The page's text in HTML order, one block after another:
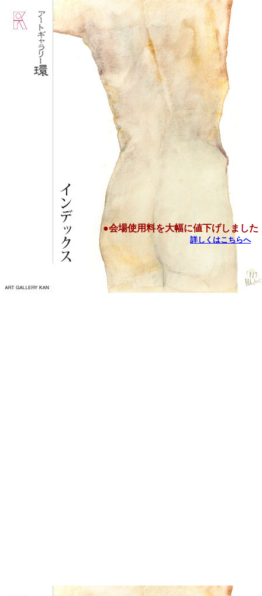
●会場使用料を大幅に値下げしました
詳しくはこちらへ